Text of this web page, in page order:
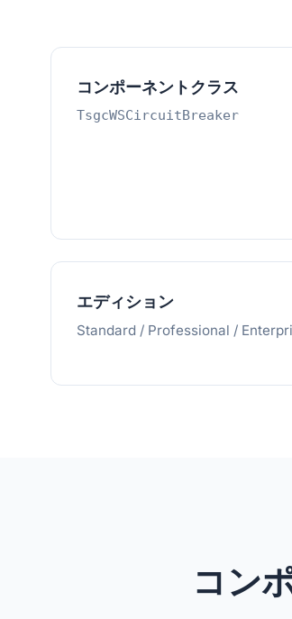
コンポーネントクラス
TsgcWSCircuitBreaker
エディション
Standard / Professional /
コン